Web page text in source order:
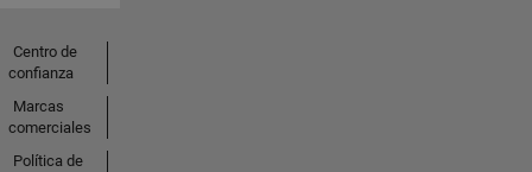
Centro de
confianza
Marcas
comerciales
Política de